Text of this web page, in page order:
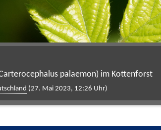
palaemon) im Kottenforst
(27. Mai 2023, 12:26 Uhr)